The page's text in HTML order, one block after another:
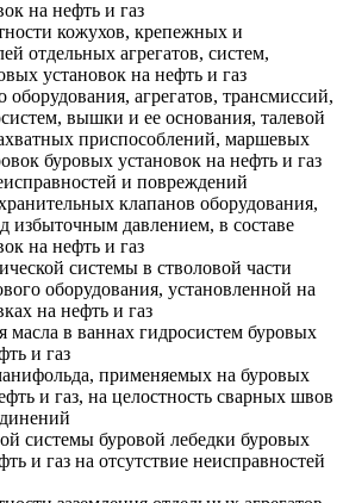
на нефть и газ
кожухов, крепежных и
отдельных агрегатов, систем,
установок на нефть и газ
оборудования, агрегатов, трансмиссий,
вышки и ее основания, талевой
приспособлений, маршевых
буровых установок на нефть и газ
и повреждений
клапанов оборудования,
избыточным давлением, в составе
на нефть и газ
системы в стволовой части
оборудования, установленной на
на нефть и газ
масла в ваннах гидросистем буровых
и газ
применяемых на буровых
и газ, на целостность сварных швов
системы буровой лебедки буровых
и газ на отсутствие неисправностей